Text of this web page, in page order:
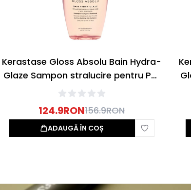
Kerastase Gloss Absolu Bain Hydra-
Glaze Sampon stralucire pentru Par
Lung 250ml
124.9RON156.9RON
ADAUGĂ ÎN COȘ